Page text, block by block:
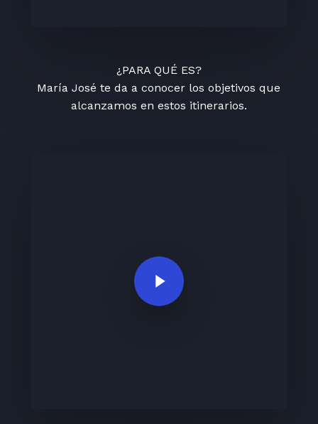
¿PARA QUÉ ES?
María José te da a conocer los objetivos que
alcanzamos en estos itinerarios.
Play Video